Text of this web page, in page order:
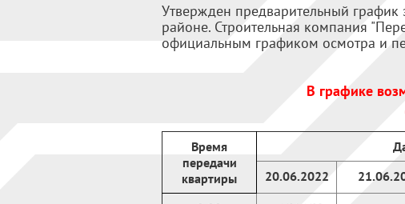
Утвержден предварительный
районе. Строительная компания
официальным графиком осмотра и
В графике
Время
передачи
квартиры
20.06.2022